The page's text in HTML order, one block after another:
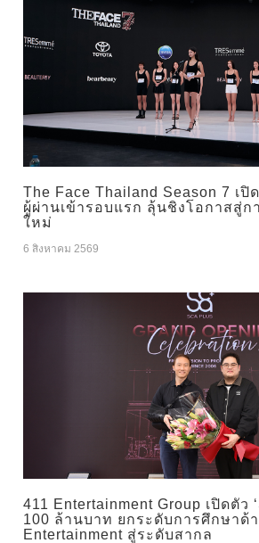
The Face Thailand Season 7 เ
ผู้ผ่านเข้ารอบแรก ลุ้นชิงโอกาสสู่
ใหม่
6 สิงหาคม 2569
411 Entertainment Group เปิดตัว
100 ล้านบาท ยกระดับการศึกษาด้
Entertainment สู่ระดับสากล